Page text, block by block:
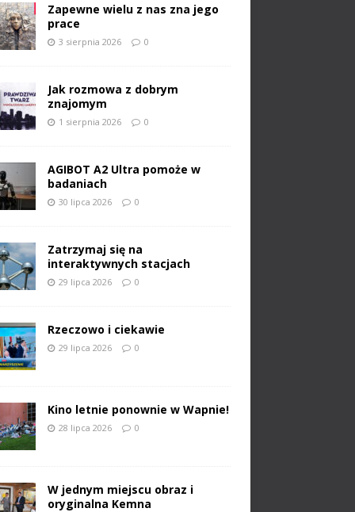
Zapewne wielu z nas zna jego
prace
3 sierpnia 2026 0
Jak rozmowa z dobrym
znajomym
1 sierpnia 2026 0
AGIBOT A2 Ultra pomoże w
badaniach
30 lipca 2026 0
Zatrzymaj się na
interaktywnych stacjach
29 lipca 2026 0
Rzeczowo i ciekawie
29 lipca 2026 0
Kino letnie ponownie w Wapnie!
28 lipca 2026 0
W jednym miejscu obraz i
oryginalna Kemna